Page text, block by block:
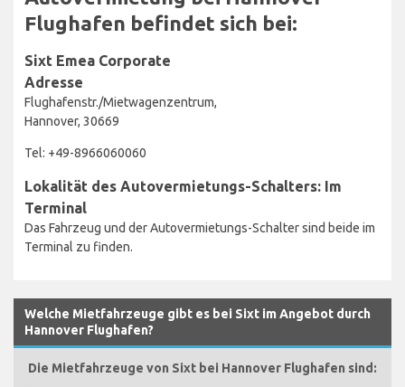
Flughafen befindet sich bei:
Sixt Emea Corporate
Adresse
Flughafenstr./Mietwagenzentrum,
Hannover, 30669
Tel: +49-8966060060
Lokalität des Autovermietungs-Schalters: Im
Terminal
Das Fahrzeug und der Autovermietungs-Schalter sind beide im
Terminal zu finden.
Welche Mietfahrzeuge gibt es bei Sixt im Angebot durch
Hannover Flughafen?
Die Mietfahrzeuge von Sixt bei Hannover Flughafen sind: